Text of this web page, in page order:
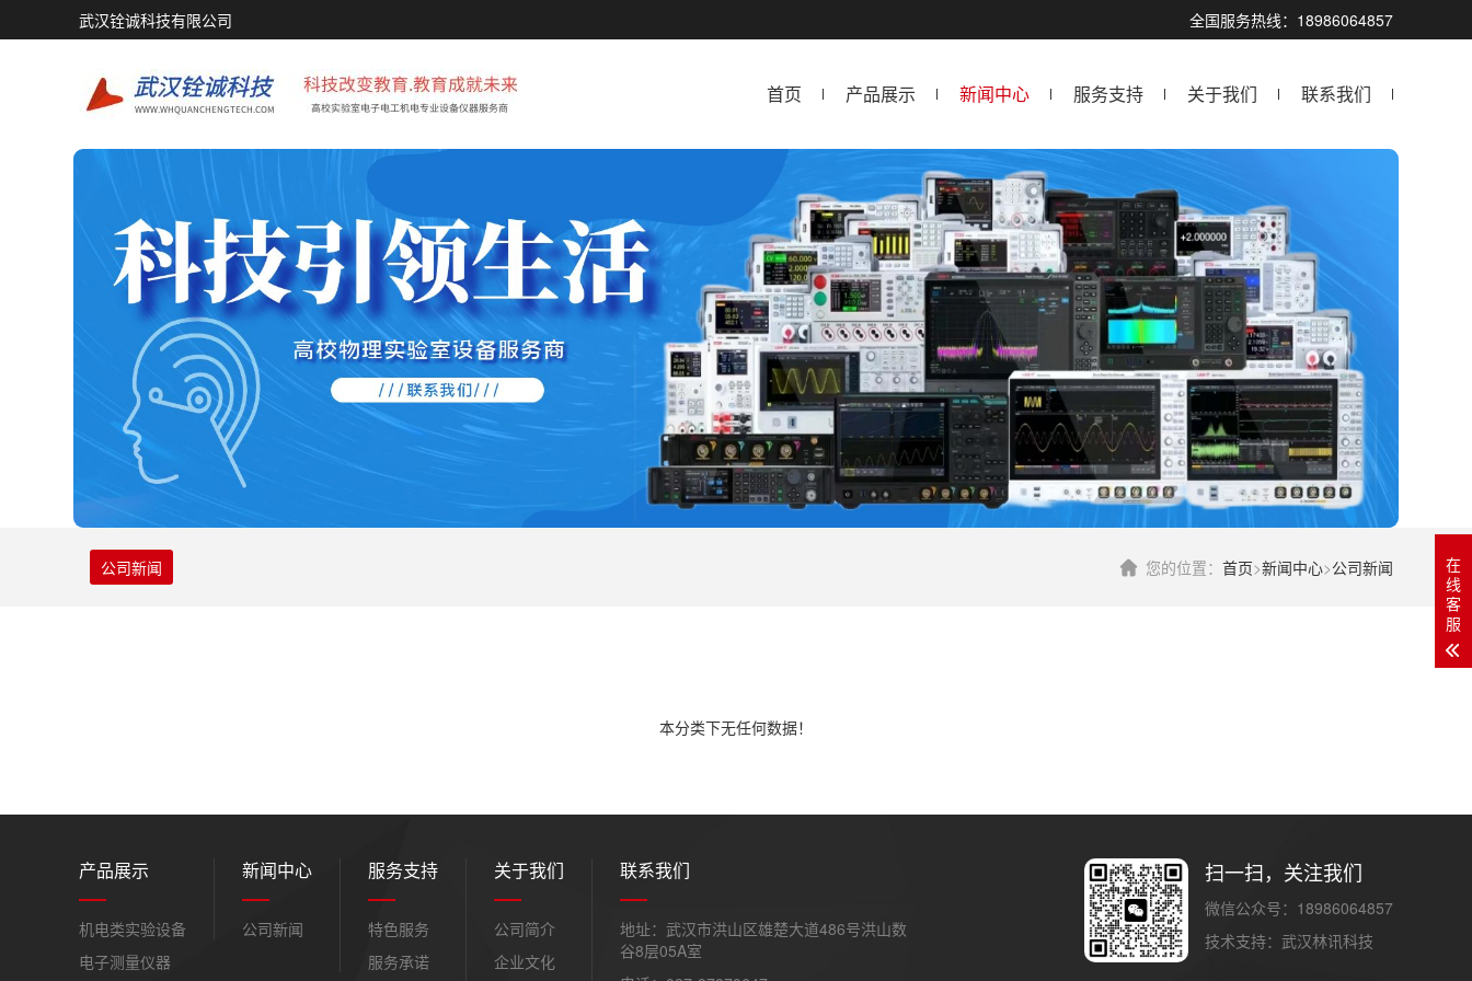
全国服务热线：18986064857
武汉铨诚科技有限公司
首页 产品展示 新闻中心 服务支持 关于我们 联系我们
您的位置： 首页>新闻中心>公司新闻
公司新闻
本分类下无任何数据！
产品展示
机电类实验设备
电子测量仪器
新闻中心
公司新闻
服务支持
特色服务
服务承诺
关于我们
公司简介
企业文化
联系我们
地址：武汉市洪山区雄楚大道486号洪山数
谷8层05A室
扫一扫，关注我们
微信公众号：18986064857
技术支持： 武汉林讯科技
在
线
客
服